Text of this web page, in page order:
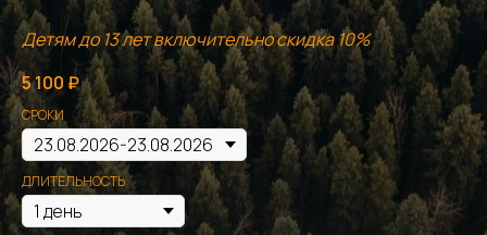
Детям до 13 лет включительно скидка 10%
5 100 ₽
СРОКИ
ДЛИТЕЛЬНОСТЬ